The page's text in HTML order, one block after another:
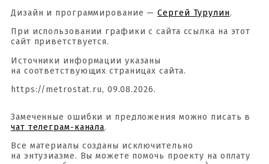
Дизайн и программирование —Сергей Турулин.
При использовании графики с сайта ссылка на этот
сайт приветствуется.
Источники информации указаны
на соответствующих страницах сайта.
https://metrostat.ru, 09.08.2026.
Замеченные ошибки и предложения можно писать в
чат телеграм-канала.
Все материалы созданы исключительно
на энтузиазме. Вы можете помочь проекту на оплату